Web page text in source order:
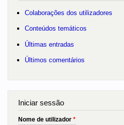
Colaborações dos utilizadores
Conteúdos temáticos
Últimas entradas
Últimos comentários
Iniciar sessão
Nome de utilizador *